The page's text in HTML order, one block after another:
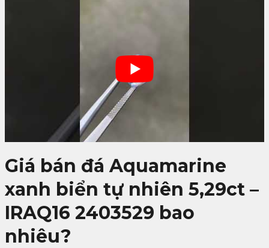
Giá bán đá Aquamarine
xanh biển tự nhiên 5,29ct –
IRAQ16 2403529 bao
nhiêu?